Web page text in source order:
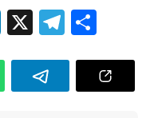
Li
nk
e
dI
X Te
le
gr
a
e